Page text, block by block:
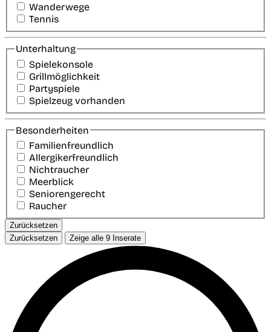
Wanderwege
Tennis
Unterhaltung
Spielekonsole
Grillmöglichkeit
Partyspiele
Spielzeug vorhanden
Besonderheiten
Familienfreundlich
Allergikerfreundlich
Nichtraucher
Meerblick
Seniorengerecht
Raucher
Zurücksetzen
Zurücksetzen
Zeige alle 9 Inserate